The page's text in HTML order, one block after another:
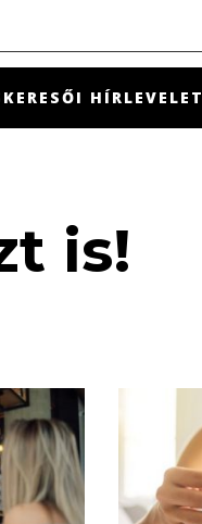
HÍRLEVELET
is!